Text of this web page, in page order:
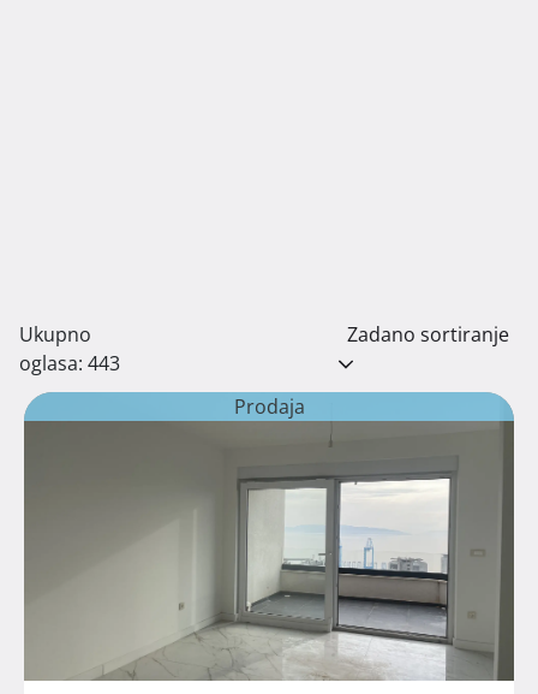
Ukupno
oglasa: 443
Zadano sortiranje
Prodaja